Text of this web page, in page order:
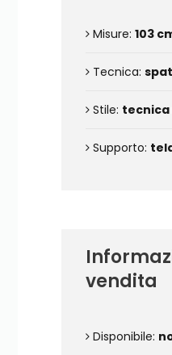
Misure: 103
Tecnica:
Stile:
Supporto:
vendita
Disponibile: